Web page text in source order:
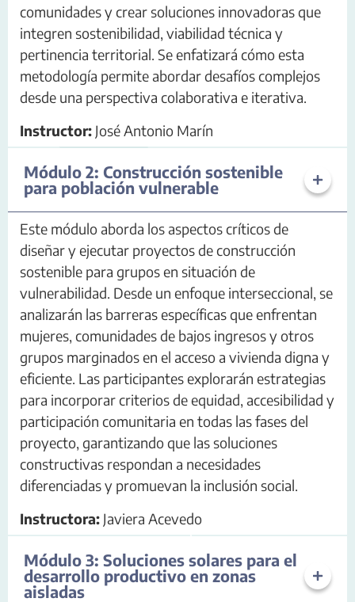
comunidades y crear soluciones innovadoras que
integren sostenibilidad, viabilidad técnica y
pertinencia territorial. Se enfatizará cómo esta
metodología permite abordar desafíos complejos
desde una perspectiva colaborativa e iterativa.
Instructor: José Antonio Marín
Módulo 2: Construcción sostenible
para población vulnerable
Este módulo aborda los aspectos críticos de
diseñar y ejecutar proyectos de construcción
sostenible para grupos en situación de
vulnerabilidad. Desde un enfoque interseccional, se
analizarán las barreras específicas que enfrentan
mujeres, comunidades de bajos ingresos y otros
grupos marginados en el acceso a vivienda digna y
eficiente. Las participantes explorarán estrategias
para incorporar criterios de equidad, accesibilidad y
participación comunitaria en todas las fases del
proyecto, garantizando que las soluciones
constructivas respondan a necesidades
diferenciadas y promuevan la inclusión social.
Instructora: Javiera Acevedo
Módulo 3: Soluciones solares para el
desarrollo productivo en zonas
aisladas